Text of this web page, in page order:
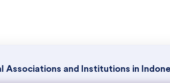
Associations and Institutions in